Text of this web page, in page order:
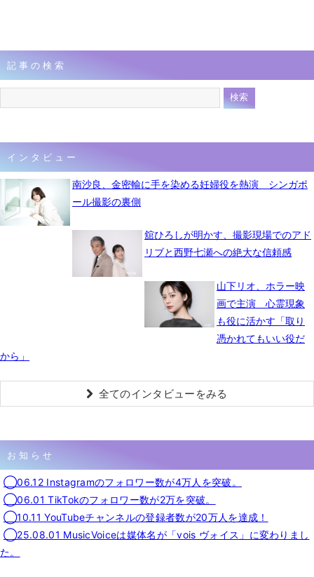
記事の検索
インタビュー
南沙良、金密輸に手を染める妊婦役を熱演 シンガポ
ール撮影の裏側
舘ひろしが明かす、撮影現場でのアド
リブと西野七瀬への絶大な信頼感
山下リオ、ホラー映
画で主演 心霊現象
も役に活かす「取り
憑かれてもいい役だ
から」
全てのインタビューをみる
お知らせ
◯06.12 Instagramのフォロワー数が4万人を突破。
◯06.01 TikTokのフォロワー数が2万を突破。
◯10.11 YouTubeチャンネルの登録者数が20万人を達成！
◯25.08.01 MusicVoiceは媒体名が「vois ヴォイス」に変わりまし
た。